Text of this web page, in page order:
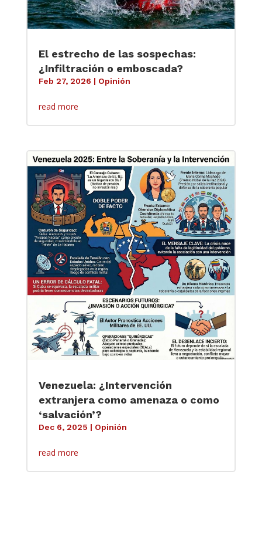
El estrecho de las sospechas:
¿Infiltración o emboscada?
Feb 27, 2026 | Opinión
read more
Venezuela: ¿Intervención
extranjera como amenaza o como
‘salvación’?
Dec 6, 2025 | Opinión
read more